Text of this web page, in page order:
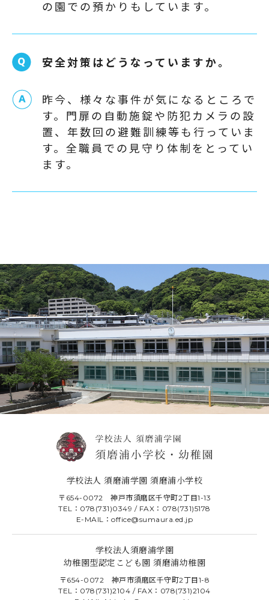
の園での預かりもしています。
安全対策はどうなっていますか。
昨今、様々な事件が気になるところで
す。門扉の自動施錠や防犯カメラの設
置、年数回の避難訓練等も行っていま
す。全職員での見守り体制をとってい
ます。
学校法人 須磨浦学園 須磨浦小学校
〒654-0072 神戸市須磨区千守町2丁目1-13
TEL：078(731)0349 / FAX：078(731)5178
E-MAIL：office@sumaura.ed.jp
学校法人須磨浦学園
幼稚園型認定こども園 須磨浦幼稚園
〒654-0072 神戸市須磨区千守町2丁目1-8
TEL：078(731)2104 / FAX：078(731)2104